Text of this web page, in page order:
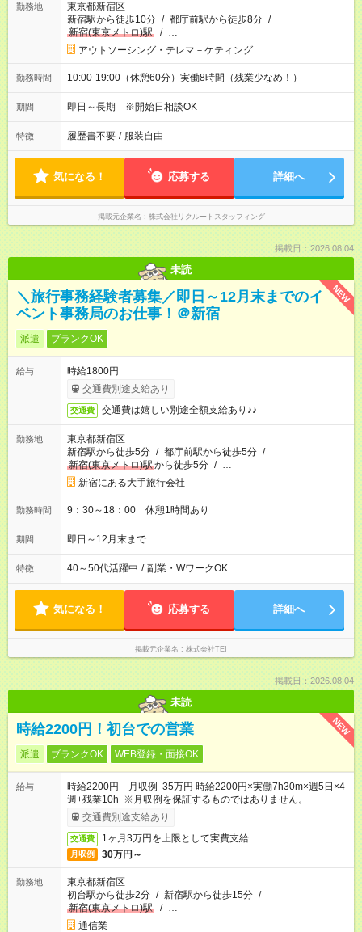
勤務地
東京都新宿区
新宿駅から徒歩10分 / 都庁前駅から徒歩8分 /
新宿(東京メトロ)駅
/ …
アウトソーシング・テレマ－ケティング
勤務時間 10:00-19:00（休憩60分）実働8時間（残業少なめ！）
期間 即日～長期 ※開始日相談OK
特徴 履歴書不要 / 服装自由
気になる！ 応募する 詳細へ
掲載元企業名 株式会社リクルートスタッフィング
掲載日：2026.08.04
未読
NEW
＼旅行事務経験者募集／即日～12月末までのイ
ベント事務局のお仕事！＠新宿
派遣 ブランクOK
給与
時給1800円
交通費別途支給あり
交通費 交通費は嬉しい別途全額支給あり♪♪
勤務地
東京都新宿区
新宿駅から徒歩5分 / 都庁前駅から徒歩5分 /
新宿(東京メトロ)駅から徒歩5分 / …
新宿にある大手旅行会社
勤務時間 9：30～18：00 休憩1時間あり
期間 即日～12月末まで
特徴 40～50代活躍中 / 副業・WワークOK
気になる！ 応募する 詳細へ
掲載元企業名 株式会社TEI
掲載日：2026.08.04
未読
NEW
時給2200円！初台での営業
派遣 ブランクOK WEB登録・面接OK
給与
時給2200円 月収例 35万円 時給2200円×実働7h30m×週5日×4
週+残業10h ※月収例を保証するものではありません。
交通費別途支給あり
交通費 1ヶ月3万円を上限として実費支給
月収例 30万円～
勤務地
東京都新宿区
初台駅から徒歩2分 / 新宿駅から徒歩15分 /
新宿(東京メトロ)駅
/ …
通信業